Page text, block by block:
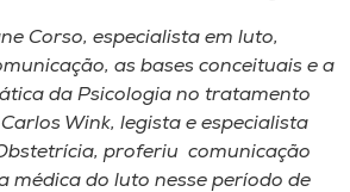
Corso, especialista em luto,
as bases conceituais e a
da Psicologia no tratamento
Wink, legista e especialista
proferiu comunicação
médica do luto nesse período de